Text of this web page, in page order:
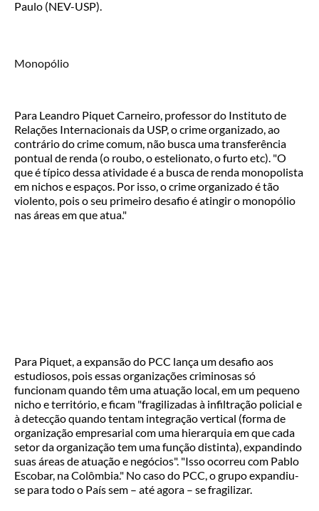
Paulo (NEV-USP).
Monopólio
Para Leandro Piquet Carneiro, professor do Instituto de
Relações Internacionais da USP, o crime organizado, ao
contrário do crime comum, não busca uma transferência
pontual de renda (o roubo, o estelionato, o furto etc). "O
que é típico dessa atividade é a busca de renda monopolista
em nichos e espaços. Por isso, o crime organizado é tão
violento, pois o seu primeiro desafio é atingir o monopólio
nas áreas em que atua."
Para Piquet, a expansão do PCC lança um desafio aos
estudiosos, pois essas organizações criminosas só
funcionam quando têm uma atuação local, em um pequeno
nicho e território, e ficam "fragilizadas à infiltração policial e
à detecção quando tentam integração vertical (forma de
organização empresarial com uma hierarquia em que cada
setor da organização tem uma função distinta), expandindo
suas áreas de atuação e negócios". "Isso ocorreu com Pablo
Escobar, na Colômbia." No caso do PCC, o grupo expandiu-
se para todo o País sem – até agora – se fragilizar.